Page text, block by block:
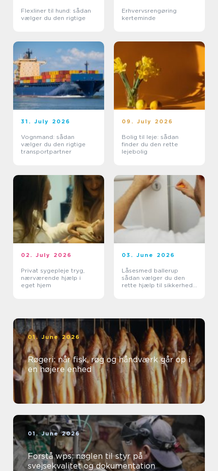
Flexliner til hund: sådan
vælger du den rigtige
Erhvervsrengøring
kerteminde
31. July 2026
Vognmand: sådan
vælger du den rigtige
transportpartner
09. July 2026
Bolig til leje: sådan
finder du den rette
lejebolig
02. July 2026
Privat sygepleje tryg,
nærværende hjælp i
eget hjem
03. June 2026
Låsesmed ballerup
sådan vælger du den
rette hjælp til sikkerhed
01. June 2026
Røgeri: når fisk, røg og håndværk går op i
en højere enhed
01. June 2026
Forstå wps: nøglen til styr på
svejsekvalitet og dokumentation